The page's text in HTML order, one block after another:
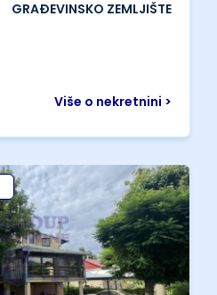
GRAĐEVINSKO ZEMLJIŠTE
Više o nekretnini >